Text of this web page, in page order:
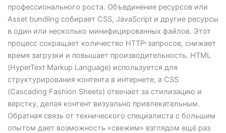
профессионального роста. Объединение ресурсов или
Asset bundling собирает CSS, JavaScript и другие ресурсы
в один или несколько минифицированных файлов. Этот
процесс сокращает количество HTTP-запросов, снижает
время загрузки и повышает производительность. HTML
(HyperText Markup Language) используется для
структурирования контента в интернете, а CSS
(Cascading Fashion Sheets) отвечает за стилизацию и
верстку, делая контент визуально привлекательным.
Обратная связь от технического специалиста с большим
опытом дает возможность «свежим» взглядом ещё раз